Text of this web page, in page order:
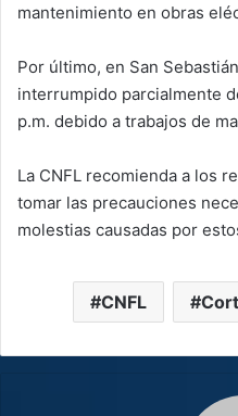
mantenimiento en obras
Por último, en San
interrumpido parcialmente
p.m. debido a trabajos de
La CNFL recomienda a los
tomar las precauciones
molestias causadas por
CNFL